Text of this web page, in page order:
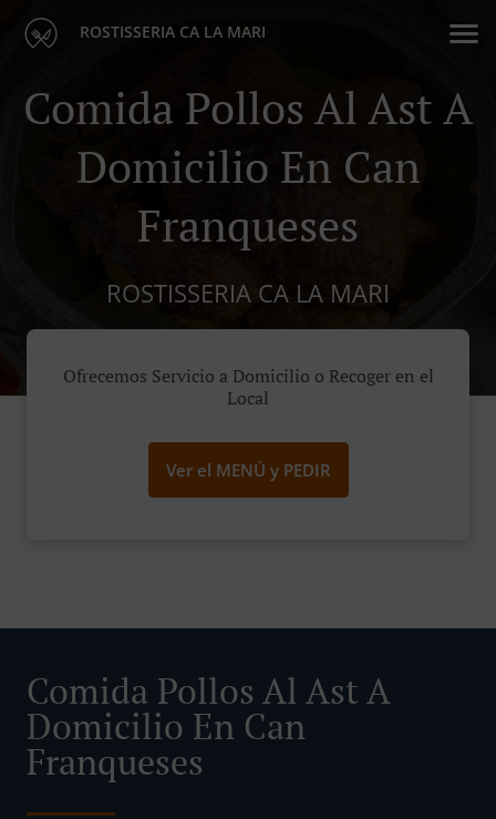
ROSTISSERIA CA LA MARI
Comida Pollos Al Ast A
Domicilio En Can
Franqueses
ROSTISSERIA CA LA MARI
Ofrecemos Servicio a Domicilio o Recoger en el
Local
Ver el MENÚ y PEDIR
Comida Pollos Al Ast A
Domicilio En Can
Franqueses